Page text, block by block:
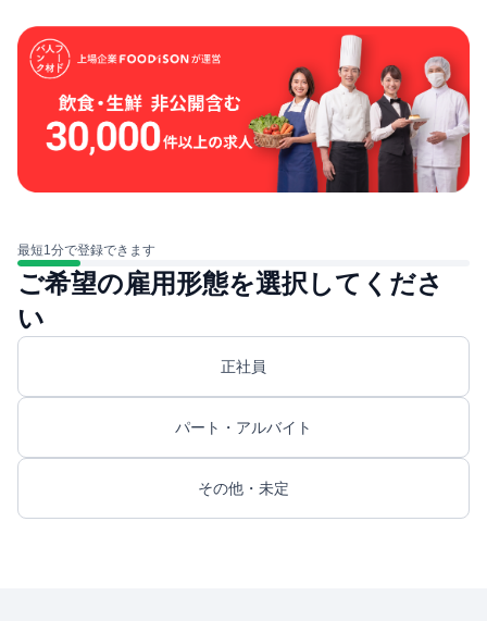
最短1分で登録できます
ご希望の雇用形態を選択してくださ
い
正社員
パート・アルバイト
その他・未定